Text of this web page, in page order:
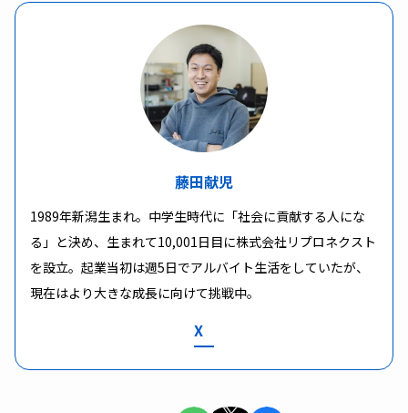
藤田献児
1989年新潟生まれ。中学生時代に「社会に貢献する人にな
る」と決め、生まれて10,001日目に株式会社リプロネクスト
を設立。起業当初は週5日でアルバイト生活をしていたが、
現在はより大きな成長に向けて挑戦中。
X